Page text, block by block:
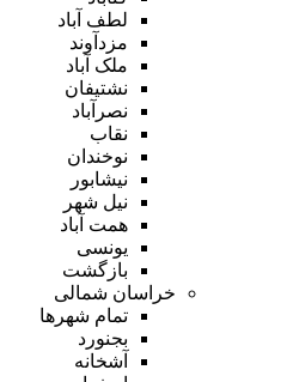
لطف آباد
مزدآوند
ملک آباد
نشتیفان
نصرآباد
نقاب
نوخندان
نیشابور
نیل شهر
همت آباد
یونسی
بازگشت
خراسان شمالی
تمام شهر‌ها
بجنورد
آشخانه